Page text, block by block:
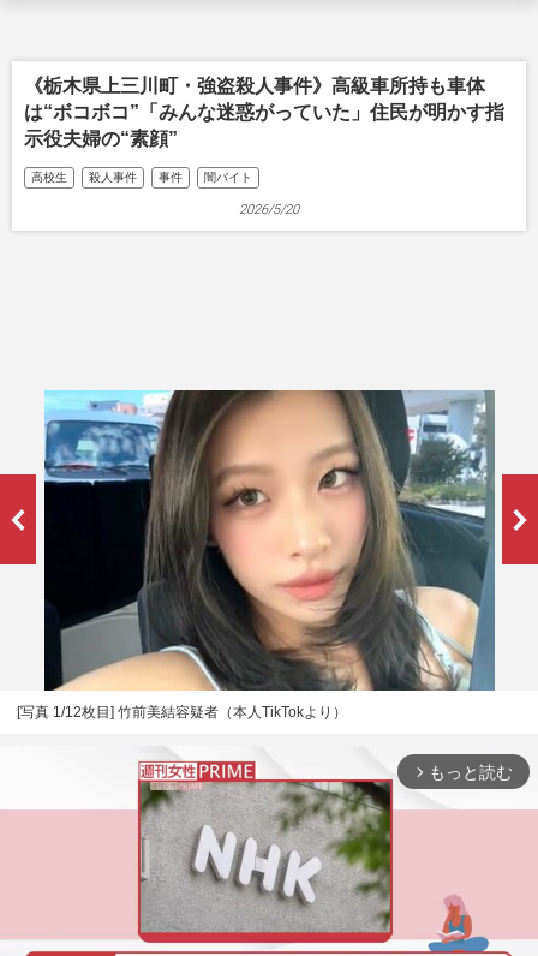
《栃木県上三川町・強盗殺人事件》高級車所持も車体
は“ボコボコ”「みんな迷惑がっていた」住民が明かす指
示役夫婦の“素顔”
高校生 殺人事件 事件 闇バイト
2026/5/20
[写真 1/12枚目] 竹前美結容疑者（本人TikTokより）
arrow_forward_ios もっと読む